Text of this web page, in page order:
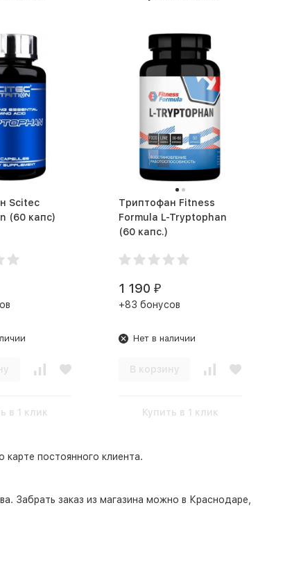
Scitec
Tryptophan (60 капс)
в 1 клик
Триптофан Fitness
Formula L-Tryptophan
(60 капс.)
1 190 ₽
+83 бонусов
Нет в наличии
В корзину
Купить в 1 клик
постоянного клиента.
. Забрать заказ из магазина можно в Краснодаре,